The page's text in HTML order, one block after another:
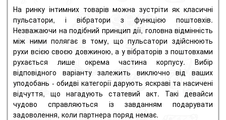
На ринку інтимних товарів можна зустріти як класичні
пульсатори, і вібратори з функцією поштовхів.
Незважаючи на подібний принцип дії, головна відмінність
між ними полягає в тому, що пульсатори здійснюють
рухи всією своєю довжиною, а у вібраторів з поштовхами
рухається лише окрема частина корпусу. Вибір
відповідного варіанту залежить виключно від ваших
уподобань - обидві категорії дарують яскраві та насичені
відчуття, що нагадують статевий акт. Такі девайси
чудово справляються із завданням подарувати
задоволення, коли партнера поряд немає.